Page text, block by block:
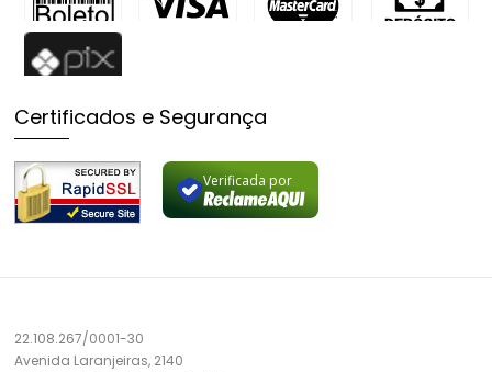
Certificados e Segurança
Verificada por
22.108.267/0001-30
Avenida Laranjeiras, 2140